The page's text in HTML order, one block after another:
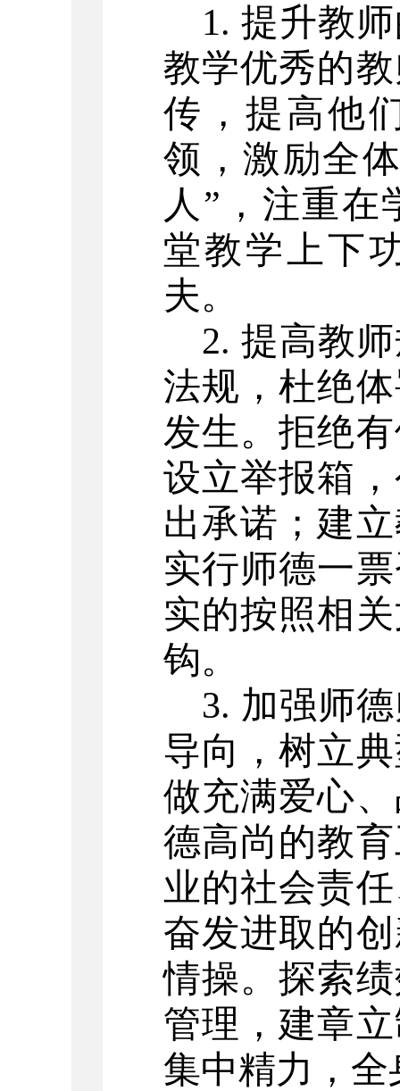
1. 提升教
教学优秀的
传，提高他
领，激励全
人”，注重
堂教学上下
夫。
2. 提高教
法规，杜绝
发生。拒绝
设立举报箱
出承诺；建
实行师德一
实的按照相
钩。
3. 加强师
导向，树立
做充满爱心
德高尚的教
业的社会责
奋发进取的
情操。探索
管理，建章
集中精力，